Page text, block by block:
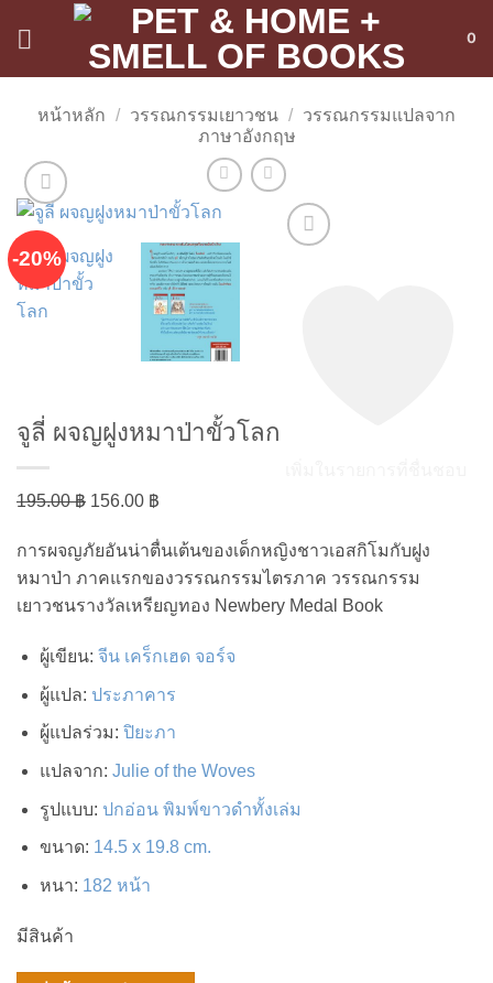
0
หน้าหลัก / วรรณกรรมเยาวชน /
วรรณกรรมแปลจาก
ภาษาอังกฤษ
-20%
จูลี่ ผจญฝูงหมาป่าขั้วโลก
195.00฿ Original
was:
195.00 ฿.
156.00 ฿
is:
156.00 ฿.
การผจญภัยอันน่าตื่นเต้นของเด็กหญิงชาวเอสกิโมกับฝูง
หมาป่า ภาคแรกของวรรณกรรมไตรภาค วรรณกรรม
เยาวชนรางวัลเหรียญทอง Newbery Medal Book
ผู้เขียน: จีน เคร็กเฮด จอร์จ
ผู้แปล: ประภาคาร
ผู้แปลร่วม: ปิยะภา
แปลจาก: Julie of the Woves
รูปแบบ: ปกอ่อน พิมพ์ขาวดำทั้งเล่ม
ขนาด: 14.5 x 19.8 cm.
หนา: 182 หน้า
มีสินค้า